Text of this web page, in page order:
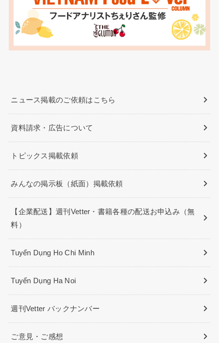
ニュース掲載のご依頼はこちら
資料請求・広告について
トピックス掲載依頼
みんなの掲示板（紙面）掲載依頼
【企業配送】週刊Vetter・書籍各種の配送お申込み（無
料）
Tuyển Dụng Ho Chi Minh
Tuyển Dụng Ha Noi
週刊Vetter バックナンバー
ご意見・ご感想